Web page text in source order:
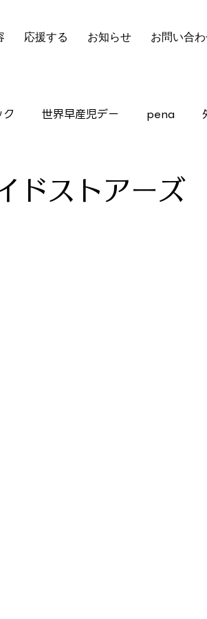
応援する お知らせ お問い合
世界早産児デー pena
ドストアー